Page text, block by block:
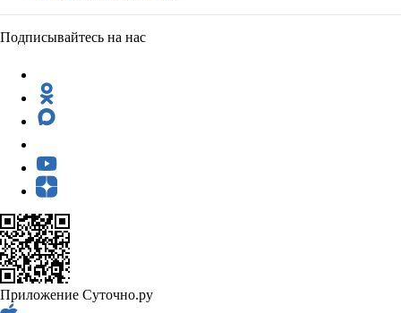
Подписывайтесь на нас
Приложение Суточно.ру